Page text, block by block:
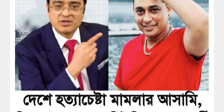
দেশে হত্যাচেষ্টা মামলার আসামি,